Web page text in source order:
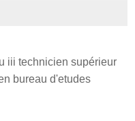
iii technicien supérieur
bureau d'etudes